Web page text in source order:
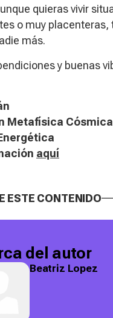
quieras vivir
o muy placenteras,
más.
y buenas
Metafísica Cósmica
aquí
ESTE CONTENIDO
del autor
Beatriz Lopez